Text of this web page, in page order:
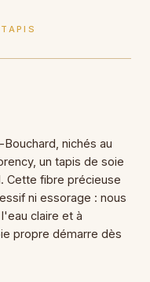
nichés au
un tapis de soie
Cette fibre précieuse
ni essorage : nous
claire et à
propre démarre dès